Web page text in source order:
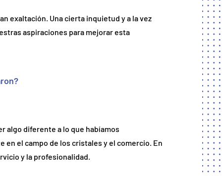
exaltación. Una cierta inquietud y a la vez
aspiraciones para mejorar esta
algo diferente a lo que habíamos
el campo de los cristales y el comercio. En
y la profesionalidad.